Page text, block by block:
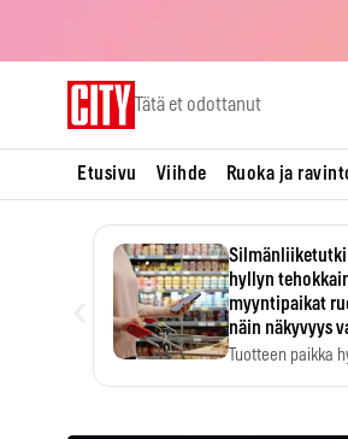
Tätä et odottanut
Etusivu Viihde Ruoka ja
hyllyn
myyntipaikat
näin näkyvyys
Tuotteen paikka